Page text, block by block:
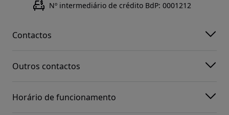
Nº intermediário de crédito BdP: 0001212
Contactos
Outros contactos
Horário de funcionamento